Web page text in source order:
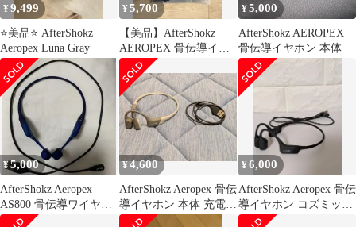
¥9,499
⭐️美品⭐️ AfterShokz
Aeropex Luna Gray
¥5,700
【美品】AfterShokz
AEROPEX 骨伝導イヤ
ホン AS800
¥5,000
AfterShokz AEROPEX
骨伝導イヤホン 本体
¥5,000
AfterShokz Aeropex
AS800 骨伝導ワイヤレ
スイヤホン
¥4,600
AfterShokz Aeropex 骨伝
導イヤホン 本体 充電ケ
ーブル付き
¥6,000
AfterShokz Aeropex 骨伝
導イヤホン コズミック
ブラック